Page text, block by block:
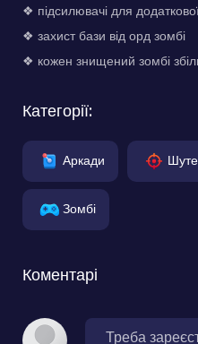
❖ підсилювачі для
❖ захист бази від орд зомбі
❖ кожен знищений зомбі
Категорії:
Аркади
Зомбі
Коментарі
Треба